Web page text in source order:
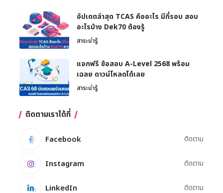
อัปเดตล่าสุด TCAS คืออะไร มีกี่รอบ สอบ
อะไรบ้าง Dek70 ต้องรู้
สาระน่ารู้
แจกฟรี ข้อสอบ A-Level 2568 พร้อม
เฉลย ดาวน์โหลดได้เลย
สาระน่ารู้
ติดตามเราได้ที่
Facebook ติดตาม
Instagram ติดตาม
LinkedIn ติดตาม